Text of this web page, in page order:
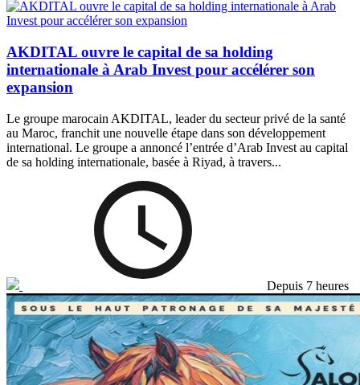
AKDITAL ouvre le capital de sa holding
internationale à Arab Invest pour accélérer son
expansion
Le groupe marocain AKDITAL, leader du secteur privé de la santé
au Maroc, franchit une nouvelle étape dans son développement
international. Le groupe a annoncé l’entrée d’Arab Invest au capital
de sa holding internationale, basée à Riyad, à travers...
Depuis 7 heures